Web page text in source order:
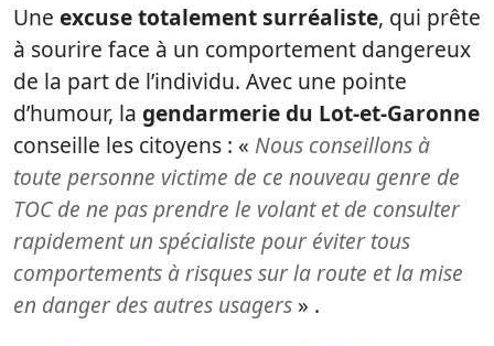
Une excuse totalement surréaliste, qui prête
à sourire face à un comportement dangereux
de la part de l’individu. Avec une pointe
d’humour, la gendarmerie du Lot-et-Garonne
conseille les citoyens : « Nous conseillons à
toute personne victime de ce nouveau genre de
TOC de ne pas prendre le volant et de consulter
rapidement un spécialiste pour éviter tous
comportements à risques sur la route et la mise
en danger des autres usagers » .